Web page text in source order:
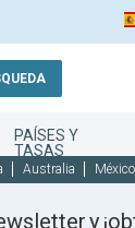
PAÍSES Y
TASAS
Australia México
y